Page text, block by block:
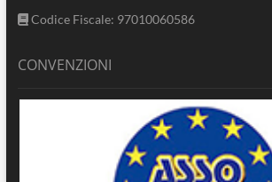
Codice Fiscale: 97010060586
CONVENZIONI